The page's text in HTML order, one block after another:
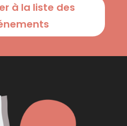
à la liste des